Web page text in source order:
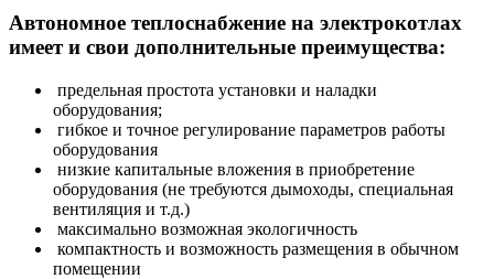
Автономное теплоснабжение на электрокотлах
имеет и свои дополнительные преимущества:
предельная простота установки и наладки
оборудования;
гибкое и точное регулирование параметров работы
оборудования
низкие капитальные вложения в приобретение
оборудования (не требуются дымоходы, специальная
вентиляция и т.д.)
максимально возможная экологичность
компактность и возможность размещения в обычном
помещении